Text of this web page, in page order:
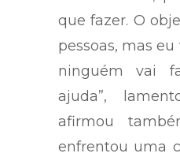
que fazer. O
pessoas, mas
ninguém vai
ajuda”,
afirmou
enfrentou uma